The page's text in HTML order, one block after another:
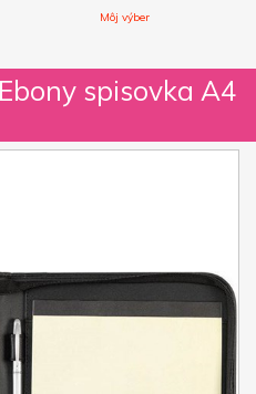
Môj výber
spisovka A4